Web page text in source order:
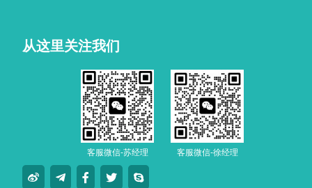
从这里关注我们
客服微信-苏经理 客服微信-徐经理